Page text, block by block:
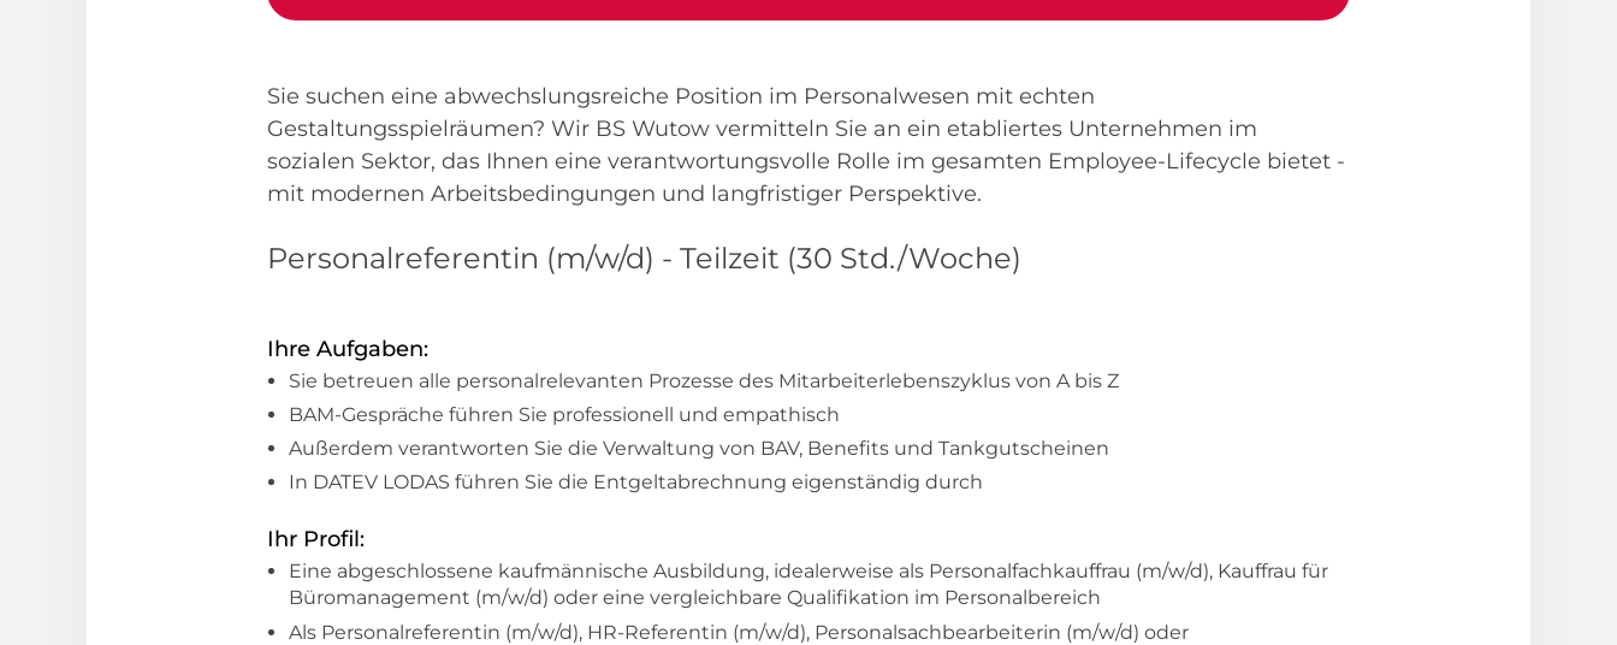
Sie suchen eine abwechslungsreiche Position im Personalwesen mit echten
Gestaltungsspielräumen? Wir BS Wutow vermitteln Sie an ein etabliertes Unternehmen im
sozialen Sektor, das Ihnen eine verantwortungsvolle Rolle im gesamten Employee-Lifecycle bietet -
mit modernen Arbeitsbedingungen und langfristiger Perspektive.
Personalreferentin (m/w/d) - Teilzeit (30 Std./Woche)
Ihre Aufgaben:
Sie betreuen alle personalrelevanten Prozesse des Mitarbeiterlebenszyklus von A bis Z
BAM-Gespräche führen Sie professionell und empathisch
Außerdem verantworten Sie die Verwaltung von BAV, Benefits und Tankgutscheinen
In DATEV LODAS führen Sie die Entgeltabrechnung eigenständig durch
Ihr Profil:
Eine abgeschlossene kaufmännische Ausbildung, idealerweise als Personalfachkauffrau (m/w/d), Kauffrau für
Büromanagement (m/w/d) oder eine vergleichbare Qualifikation im Personalbereich
Als Personalreferentin (m/w/d), HR-Referentin (m/w/d), Personalsachbearbeiterin (m/w/d) oder